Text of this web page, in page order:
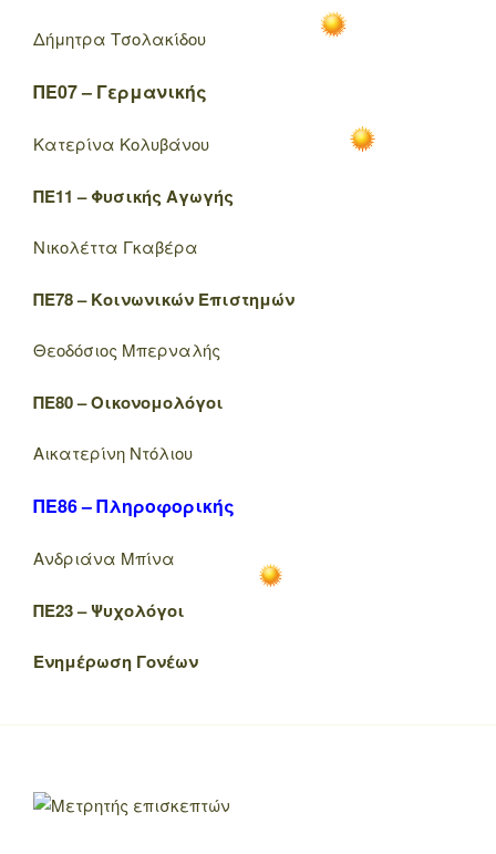
Δήμητρα Τσολακίδου
ΠΕ07 – Γερμανικής
Κατερίνα Κολυβάνου
ΠΕ11 – Φυσικής Αγωγής
Νικολέττα Γκαβέρα
ΠΕ78 – Κοινωνικών Επιστημών
Θεοδόσιος Μπερναλής
ΠΕ80 – Οικονομολόγοι
Αικατερίνη Ντόλιου
ΠΕ86 – Πληροφορικής
Ανδριάνα Μπίνα
ΠΕ23 – Ψυχολόγοι
Ενημέρωση Γονέων